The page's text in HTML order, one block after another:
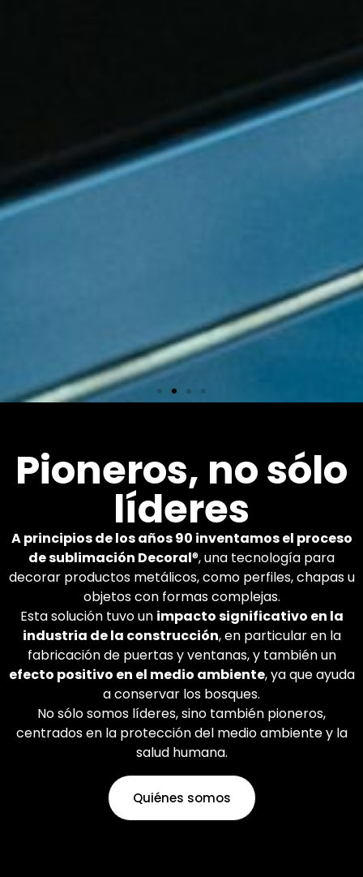
Más de 600 máquinas
Decoral en todo el mundo.
Aplique los acabados que
desee.
Más información
Pioneros, no sólo
líderes
A principios de los años 90 inventamos el proceso
de sublimación Decoral®, una tecnología para
decorar productos metálicos, como perfiles, chapas u
objetos con formas complejas.
Esta solución tuvo un impacto significativo en la
industria de la construcción, en particular en la
fabricación de puertas y ventanas, y también un
efecto positivo en el medio ambiente, ya que ayuda
a conservar los bosques.
No sólo somos líderes, sino también pioneros,
centrados en la protección del medio ambiente y la
salud humana.
Quiénes somos